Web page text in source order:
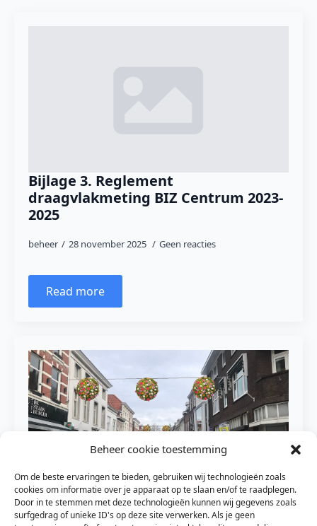
Beheer cookie toestemming
Om de beste ervaringen te bieden, gebruiken wij technologieën zoals
cookies om informatie over je apparaat op te slaan en/of te raadplegen.
Door in te stemmen met deze technologieën kunnen wij gegevens zoals
surfgedrag of unieke ID's op deze site verwerken. Als je geen
Bijlage 3. Reglement
draagvlakmeting BIZ Centrum 2023-
2025
beheer 28 november 2025 Geen reacties
Read more
2022-12-02 Uitslag BIZ enquete